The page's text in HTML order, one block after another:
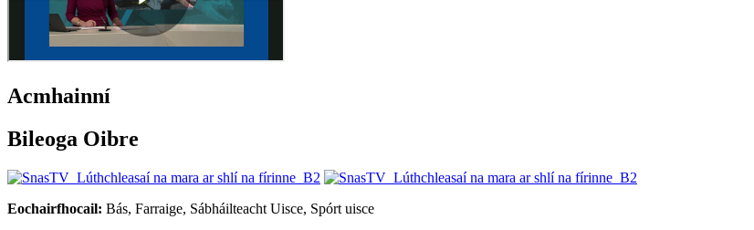
Acmhainní
Bileoga Oibre
Eochairfhocail: Bás, Farraige, Sábháilteacht Uisce, Spórt uisce